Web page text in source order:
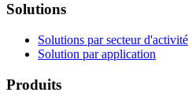
Solutions
Solutions par secteur d'activité
Solution par application
Produits